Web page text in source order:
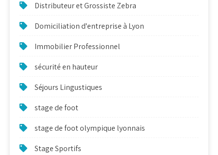
Distributeur et Grossiste Zebra
Domiciliation d'entreprise à Lyon
Immobilier Professionnel
sécurité en hauteur
Séjours Lingustiques
stage de foot
stage de foot olympique lyonnais
Stage Sportifs